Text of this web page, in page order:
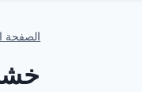
الصفحة